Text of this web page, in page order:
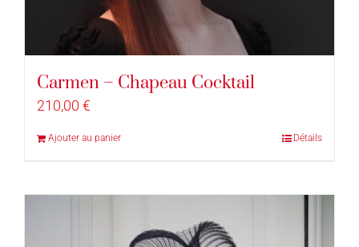
Carmen – Chapeau Cocktail
210,00 €
Ajouter au panier Détails